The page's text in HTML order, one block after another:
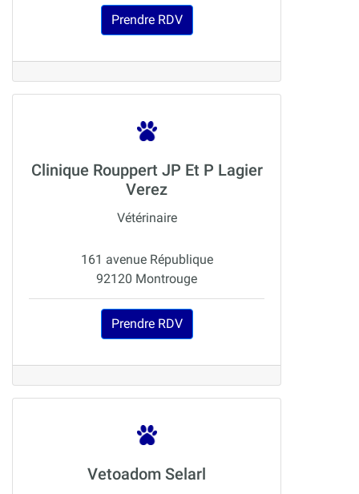
Prendre RDV
Clinique Rouppert JP Et P Lagier
Verez
Vétérinaire
161 avenue République
92120 Montrouge
Prendre RDV
Vetoadom Selarl